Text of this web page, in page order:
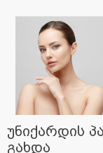
უნიქარდის
გახდა